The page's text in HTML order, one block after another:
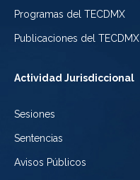
Programas del TECDMX
Publicaciones del TECDMX
Actividad Jurisdiccional
Sesiones
Sentencias
Avisos Públicos